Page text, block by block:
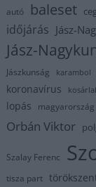
autó baleset
időjárás Jász-
Jász-
Jászkunság karambol
koronavírus
lopás magyarország
Orbán Viktor
Szalay Ferenc
tisza part